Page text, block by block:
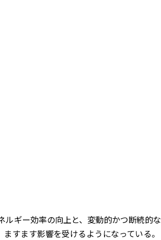
ギー効率の向上と、変動的かつ断続的な
すます影響を受けるようになっている。